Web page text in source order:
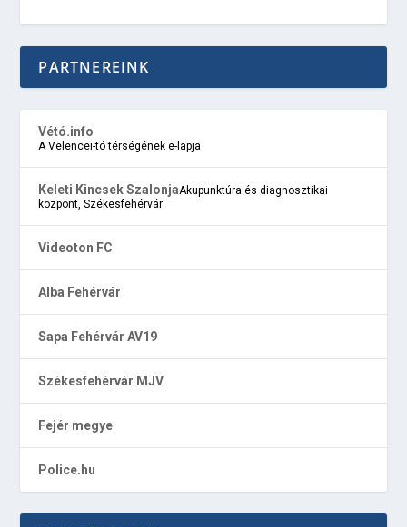
PARTNEREINK
Vétó.info
A Velencei-tó térségének e-lapja
Keleti Kincsek SzalonjaAkupunktúra és diagnosztikai
központ, Székesfehérvár
Videoton FC
Alba Fehérvár
Sapa Fehérvár AV19
Székesfehérvár MJV
Fejér megye
Police.hu